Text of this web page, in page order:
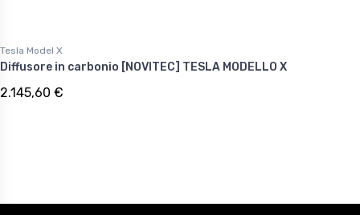
Tesla Model X
Diffusore in carbonio [NOVITEC] TESLA MODELLO X
2.145,60 €